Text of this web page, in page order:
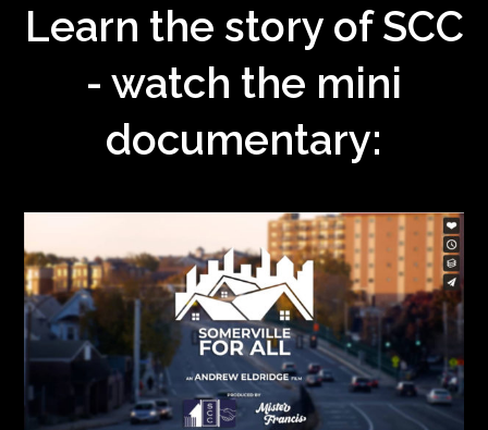
Learn the story of SCC
- watch the mini
documentary: